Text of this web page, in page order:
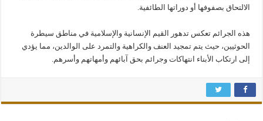
الالتحاق بصفوفها أو دوراتها الطائفية.
هذه الجرائم تعكس تدهور القيم الإنسانية والإسلامية في مناطق سيطرة
الحوثيين، حيث يتم تمجيد العنف والكراهية والتمرد على الوالدين، مما يؤدي
إلى ارتكاب الأبناء انتهاكات وجرائم بحق آبائهم وأمهاتهم وأسرهم.